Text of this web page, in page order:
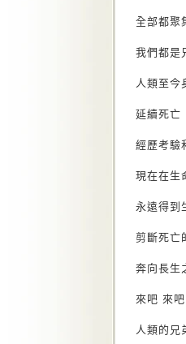
全部都聚
我們都是
人類至今
延續死亡
經歷考驗
現在在生
永遠得到
剪斷死亡
奔向長生
來吧 來
人類的兄